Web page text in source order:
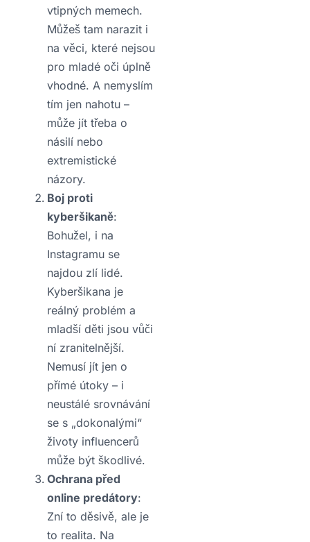
vtipných memech.
Můžeš tam narazit i
na věci, které nejsou
pro mladé oči úplně
vhodné. A nemyslím
tím jen nahotu –
může jít třeba o
násilí nebo
extremistické
názory.
Boj proti
kyberšikaně:
Bohužel, i na
Instagramu se
najdou zlí lidé.
Kyberšikana je
reálný problém a
mladší děti jsou vůči
ní zranitelnější.
Nemusí jít jen o
přímé útoky – i
neustálé srovnávání
se s „dokonalými“
životy influencerů
může být škodlivé.
Ochrana před
online predátory:
Zní to děsivě, ale je
to realita. Na